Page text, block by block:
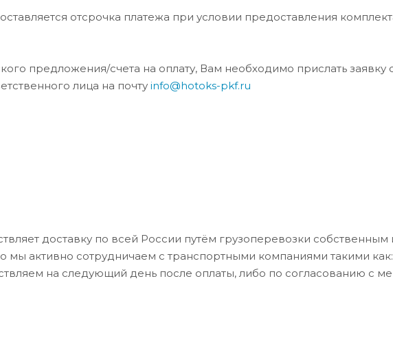
отсрочка платежа при условии предоставления
предложения/счета на оплату, Вам необходимо прислать заявку
лица на почту info@hotoks-pkf.ru
доставку по всей России путём грузоперевозки
мы активно сотрудничаем с транспортными компаниями такими
на следующий день после оплаты, либо по согласованию с